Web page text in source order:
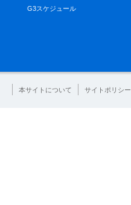
G3スケジュール
本サイトについて サイトポリシー